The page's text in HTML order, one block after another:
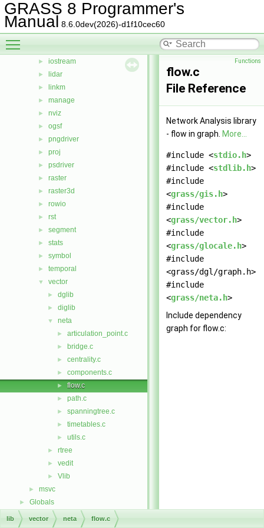
GRASS 8 Programmer's
Manual 8.6.0dev(2026)-d1f10cec60
► gpde
► htmldriver
► imagery
► iostream
► lidar
► linkm
► manage
► nviz
► ogsf
► pngdriver
► proj
► psdriver
► raster
► raster3d
► rowio
► rst
► segment
► stats
► symbol
► temporal
▼ vector
► dglib
► diglib
▼ neta
► articulation_point.c
► bridge.c
► centrality.c
► components.c
► flow.c
► path.c
► spanningtree.c
► timetables.c
► utils.c
► rtree
► vedit
► Vlib
► msvc
► Globals
Functions
flow.c
File Reference
Network Analysis library
- flow in graph. More...
#include <stdio.h>
#include <stdlib.h>
#include
<grass/gis.h>
#include
<grass/vector.h>
#include
<grass/glocale.h>
#include
<grass/dgl/graph.h>
#include
<grass/neta.h>
Include dependency
graph for flow.c:
lib vector neta flow.c